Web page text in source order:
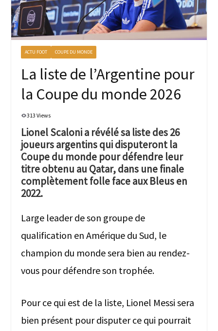
ACTU FOOT COUPE DU MONDE
La liste de l’Argentine pour
la Coupe du monde 2026
313 Views
Lionel Scaloni a révélé sa liste des 26
joueurs argentins qui disputeront la
Coupe du monde pour défendre leur
titre obtenu au Qatar, dans une finale
complètement folle face aux Bleus en
2022.
Large leader de son groupe de
qualification en Amérique du Sud, le
champion du monde sera bien au rendez-
vous pour défendre son trophée.
Pour ce qui est de la liste, Lionel Messi sera
bien présent pour disputer ce qui pourrait